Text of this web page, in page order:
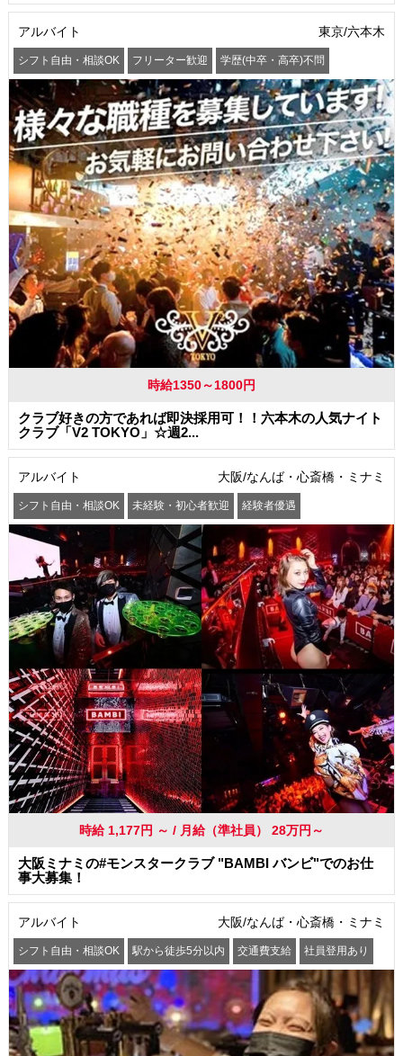
アルバイト 東京/六本木
シフト自由・相談OK フリーター歓迎 学歴(中卒・高卒)不問
髪型・髪色自由 交通費支給
時給1350～1800円
クラブ好きの方であれば即決採用可！！六本木の人気ナイト
クラブ「V2 TOKYO」☆週2...
アルバイト 大阪/なんば・心斎橋・ミナミ
シフト自由・相談OK 未経験・初心者歓迎 経験者優遇
駅から徒歩5分以内 交通費支給 社員登用あり
時給 1,177円 ～ / 月給（準社員） 28万円～
大阪ミナミの#モンスタークラブ "BAMBI バンビ"でのお仕
事大募集！
アルバイト 大阪/なんば・心斎橋・ミナミ
シフト自由・相談OK 駅から徒歩5分以内 交通費支給 社員登用あり